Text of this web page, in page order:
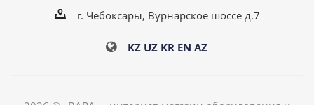
г. Чебоксары, Вурнарское шоссе д.7
KZ UZ KR EN AZ